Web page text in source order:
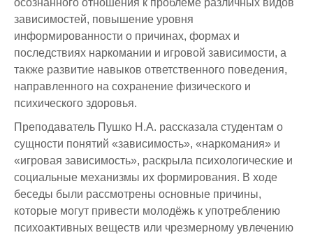
Внедрение результатов НИР
Отдел международного сотрудничества
Отдел организации практик
Отдел офис регистратора
Отдел дистанционных образовательных технологий
Центр тестирования
Учебно-методическое управление
Центр карьеры
Видеогалерея
Психологическая помощь
Студенческие научные конференции
Неформальное обучение
Массовые открытые онлайн-курсы
Студенческие научные кружки
Конкурсы
Приемные часы отделов и руководства
зависимостей, повышение уровня
информированности о причинах, формах и
последствиях наркомании и игровой зависимости, а
также развитие навыков ответственного поведения,
направленного на сохранение физического и
психического здоровья.
Преподаватель Пушко Н.А. рассказала студентам о
сущности понятий «зависимость», «наркомания» и
«игровая зависимость», раскрыла психологические и
социальные механизмы их формирования. В ходе
беседы были рассмотрены основные причины,
которые могут привести молодёжь к употреблению
психоактивных веществ или чрезмерному увлечению